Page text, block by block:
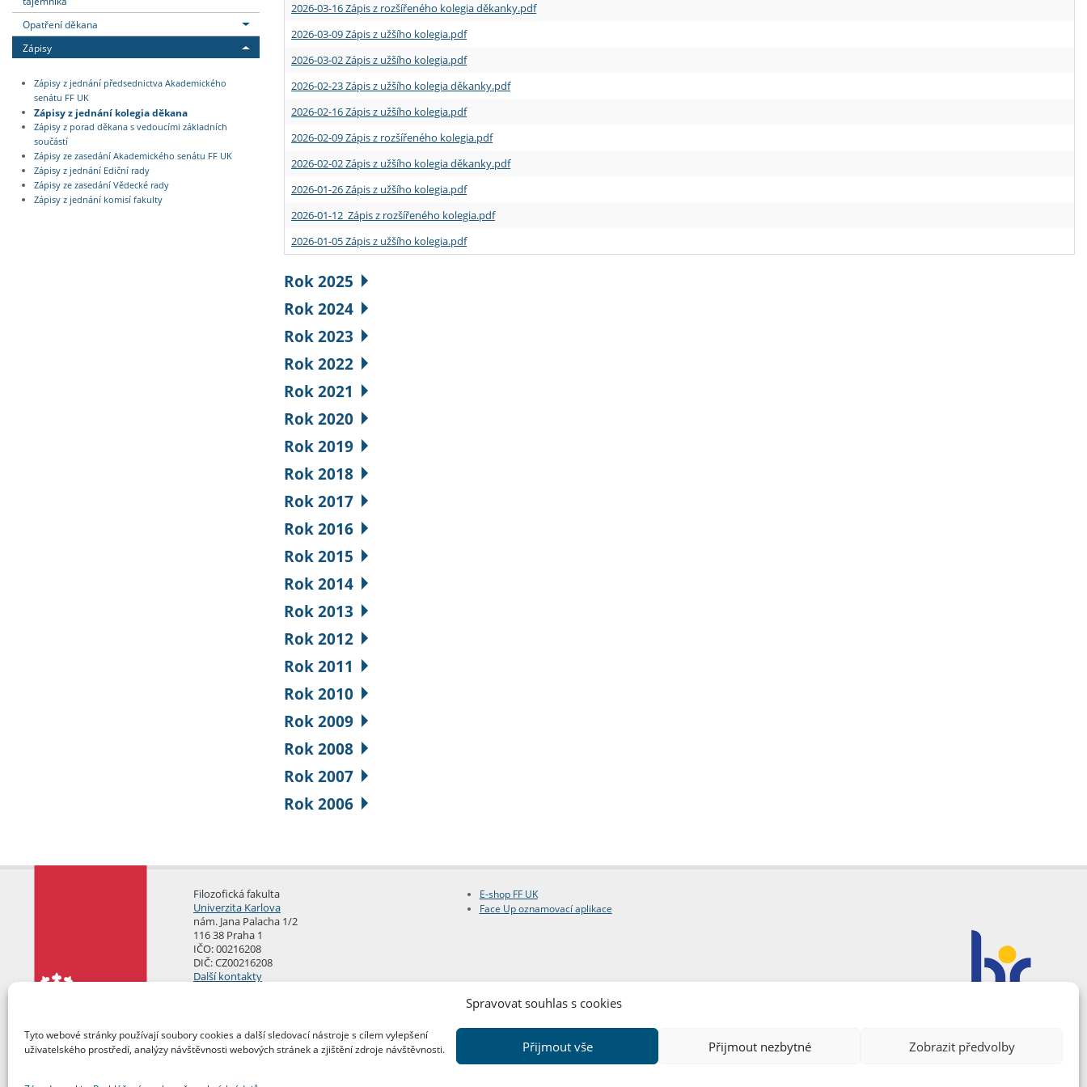
Spravovat souhlas s cookies
Tyto webové stránky používají soubory cookies a další sledovací nástroje s cílem vylepšení
uživatelského prostředí, analýzy návštěvnosti webových stránek a zjištění zdroje návštěvnosti.
Přijmout vše Přijmout nezbytné Zobrazit předvolby
Opatření děkana
Zápisy
Zápisy z jednání předsednictva Akademického
senátu FF UK
Zápisy z jednání kolegia děkana
Zápisy z porad děkana s vedoucími základních
součástí
Zápisy ze zasedání Akademického senátu FF UK
Zápisy z jednání Ediční rady
Zápisy ze zasedání Vědecké rady
Zápisy z jednání komisí fakulty
2026-03-16 Zápis z rozšířeného kolegia děkanky.pdf
2026-03-09 Zápis z užšího kolegia.pdf
2026-03-02 Zápis z užšího kolegia.pdf
2026-02-23 Zápis z užšího kolegia děkanky.pdf
2026-02-16 Zápis z užšího kolegia.pdf
2026-02-09 Zápis z rozšířeného kolegia.pdf
2026-02-02 Zápis z užšího kolegia děkanky.pdf
2026-01-26 Zápis z užšího kolegia.pdf
2026-01-12 Zápis z rozšířeného kolegia.pdf
2026-01-05 Zápis z užšího kolegia.pdf
Rok 2025
Rok 2024
Rok 2023
Rok 2022
Rok 2021
Rok 2020
Rok 2019
Rok 2018
Rok 2017
Rok 2016
Rok 2015
Rok 2014
Rok 2013
Rok 2012
Rok 2011
Rok 2010
Rok 2009
Rok 2008
Rok 2007
Rok 2006
Filozofická fakulta
Univerzita Karlova
nám. Jana Palacha 1/2
116 38 Praha 1
IČO: 00216208
DIČ: CZ00216208
Další kontakty
E-shop FF UK
Face Up oznamovací aplikace